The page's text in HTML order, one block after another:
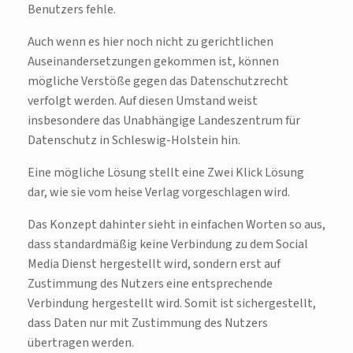
Benutzers fehle.
Auch wenn es hier noch nicht zu gerichtlichen
Auseinandersetzungen gekommen ist, können
mögliche Verstöße gegen das Datenschutzrecht
verfolgt werden. Auf diesen Umstand weist
insbesondere das Unabhängige Landeszentrum für
Datenschutz in Schleswig-Holstein hin.
Eine mögliche Lösung stellt eine Zwei Klick Lösung
dar, wie sie vom heise Verlag vorgeschlagen wird.
Das Konzept dahinter sieht in einfachen Worten so aus,
dass standardmäßig keine Verbindung zu dem Social
Media Dienst hergestellt wird, sondern erst auf
Zustimmung des Nutzers eine entsprechende
Verbindung hergestellt wird. Somit ist sichergestellt,
dass Daten nur mit Zustimmung des Nutzers
übertragen werden.